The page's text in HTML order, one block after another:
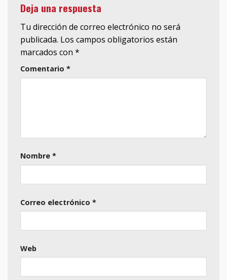
Deja una respuesta
Tu dirección de correo electrónico no será
publicada. Los campos obligatorios están
marcados con *
Comentario *
Nombre *
Correo electrónico *
Web